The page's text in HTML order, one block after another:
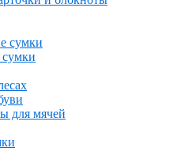
сумки
для мячей